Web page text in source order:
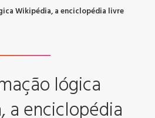
Wikipédia, a enciclopédia livre
lógica
a enciclopédia